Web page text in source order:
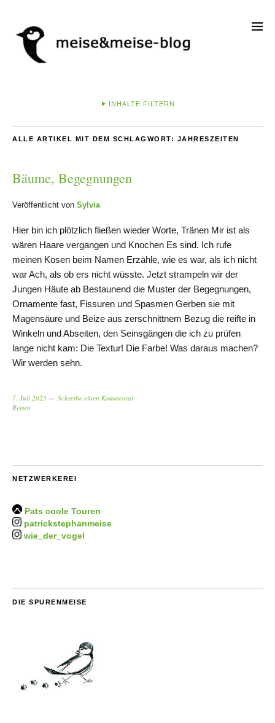
INHALTE FILTERN
ALLE ARTIKEL MIT DEM SCHLAGWORT: JAHRESZEITEN
Bäume, Begegnungen
Veröffentlicht von Sylvia
Hier bin ich plötzlich fließen wieder Worte, Tränen Mir ist als
wären Haare vergangen und Knochen Es sind. Ich rufe
meinen Kosen beim Namen Erzähle, wie es war, als ich nicht
war Ach, als ob ers nicht wüsste. Jetzt strampeln wir der
Jungen Häute ab Bestaunend die Muster der Begegnungen,
Ornamente fast, Fissuren und Spasmen Gerben sie mit
Magensäure und Beize aus zerschnittnem Bezug die reifte in
Winkeln und Abseiten, den Seinsgängen die ich zu prüfen
lange nicht kam: Die Textur! Die Farbe! Was daraus machen?
Wir werden sehn.
7. Juli 2023
Schreibe einen Kommentar
Reisen
NETZWERKEREI
Pats coole Touren
patrickstephanmeise
wie_der_vogel
DIE SPURENMEISE